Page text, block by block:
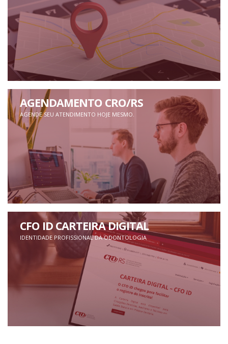
AGENDAMENTO CRO/RS
AGENDE SEU ATENDIMENTO HOJE MESMO.
CFO ID CARTEIRA DIGITAL
IDENTIDADE PROFISSIONAL DA ODONTOLOGIA